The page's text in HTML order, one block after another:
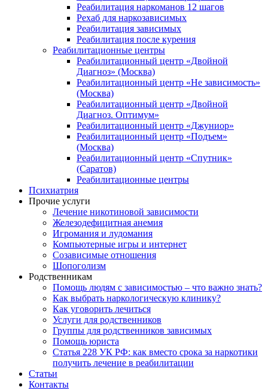
Реабилитация наркоманов 12 шагов
Рехаб для наркозависимых
Реабилитация зависимых
Реабилитация после курения
Реабилитационные центры
Реабилитационный центр «Двойной
Диагноз» (Москва)
Реабилитационный центр «Не зависимость»
(Москва)
Реабилитационный центр «Двойной
Диагноз. Оптимум»
Реабилитационный центр «Джуниор»
Реабилитационный центр «Подъем»
(Москва)
Реабилитационный центр «Спутник»
(Саратов)
Реабилитационные центры
Психиатрия
Прочие услуги
Лечение никотиновой зависимости
Железодефицитная анемия
Игромания и лудомания
Компьютерные игры и интернет
Созависимые отношения
Шопоголизм
Родственникам
Помощь людям с зависимостью – что важно знать?
Как выбрать наркологическую клинику?
Как уговорить лечиться
Услуги для родственников
Группы для родственников зависимых
Помощь юриста
Статья 228 УК РФ: как вместо срока за наркотики
получить лечение в реабилитации
Статьи
Контакты